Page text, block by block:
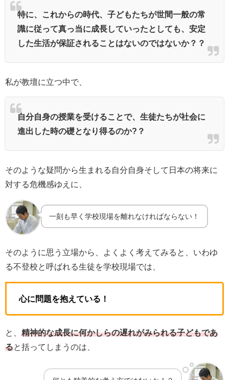
特に、これからの時代、子どもたちが世間一般の常
識に従って真っ当に成長していったとしても、安定
した生活が保証されることはないのではないか？？
私が教壇に立つ中で、
自分自身の授業を受けることで、生徒たちが社会に
進出した時の礎となり得るのか?？
そのような疑問から生まれる自分自身そして日本の将来に
対する危機感ゆえに、
一刻も早く学校現場を離れなければならない！
そのように思う立場から、よくよく考えてみると、いわゆ
る不登校と呼ばれる生徒を学校現場では、
心に問題を抱えている！
と、 精神的な成長に何かしらの遅れがみられる子どもであ
ると括ってしまうのは、